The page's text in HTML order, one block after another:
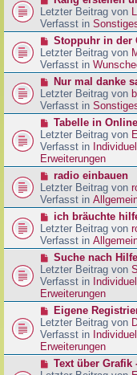
g
t
r
a
g
r
B
e
t
r
a
g
e
u
e
r
B
e
t
r
a
g
Letzter Beitrag von
Verfasst in
N
e
u
e
r
B
e
t
r
a
g
Stoppuhr in der
Letzter Beitrag von
Verfasst in
N
e
u
e
r
B
e
i
r
a
g
Nur mal danke
Letzter Beitrag von
Verfasst in
N
e
u
e
r
B
e
i
r
a
g
Tabelle in
Letzter Beitrag von
Verfasst in
Erweiterungen
N
e
u
e
r
B
e
t
r
a
g
radio einbauen
Letzter Beitrag von
Verfasst in
N
e
u
e
r
B
e
i
r
a
g
ich bräuchte
Letzter Beitrag von
Verfasst in
N
e
u
e
r
B
e
i
t
Suche nach
Letzter Beitrag von
Verfasst in
Erweiterungen
N
e
u
e
r
B
Eigene
Letzter Beitrag von
Verfasst in
Erweiterungen
NText über Grafik